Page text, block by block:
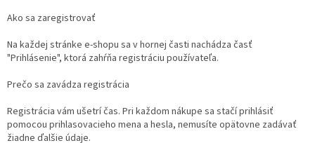
Ako sa zaregistrovať
Na každej stránke e-shopu sa v hornej časti nachádza časť
"Prihlásenie", ktorá zahŕňa registráciu používateľa.
Prečo sa zavádza registrácia
Registrácia vám ušetrí čas. Pri každom nákupe sa stačí prihlásiť
pomocou prihlasovacieho mena a hesla, nemusíte opätovne zadávať
žiadne ďalšie údaje.